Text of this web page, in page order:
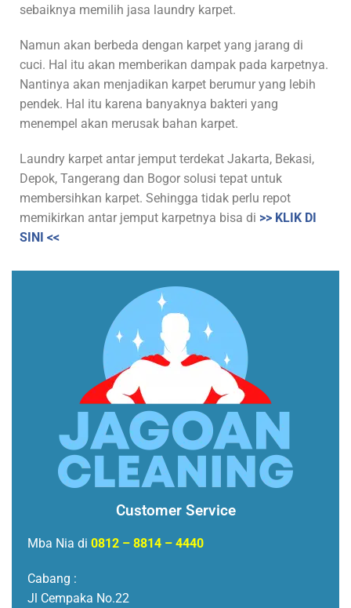
sebaiknya memilih jasa laundry karpet.
Namun akan berbeda dengan karpet yang jarang di
cuci. Hal itu akan memberikan dampak pada karpetnya.
Nantinya akan menjadikan karpet berumur yang lebih
pendek. Hal itu karena banyaknya bakteri yang
menempel akan merusak bahan karpet.
Laundry karpet antar jemput terdekat Jakarta, Bekasi,
Depok, Tangerang dan Bogor solusi tepat untuk
membersihkan karpet. Sehingga tidak perlu repot
memikirkan antar jemput karpetnya bisa di >> KLIK DI
SINI <<
Customer Service
Mba Nia di 0812 – 8814 – 4440
Cabang :
Jl Cempaka No.22